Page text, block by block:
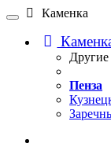
Каменка
Другие
Пенза